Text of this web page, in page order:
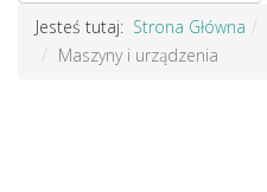
Jesteś tutaj: Strona Główna
Maszyny i urządzenia